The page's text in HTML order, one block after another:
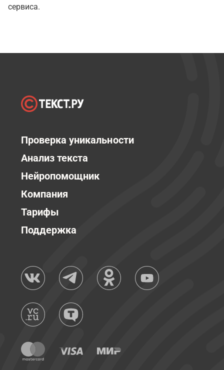
сервиса.
Проверка уникальности
Анализ текста
Нейропомощник
Компания
Тарифы
Поддержка